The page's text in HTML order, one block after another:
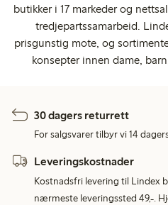
butikker i 17 markeder og
tredjepartssamarbeid.
prisgunstig mote, og
konsepter innen dame,
30 dagers returrett
For salgsvarer tilbyr vi 14
Leveringskostnader
Kostnadsfri levering til Lindex
nærmeste leveringssted 49,-.